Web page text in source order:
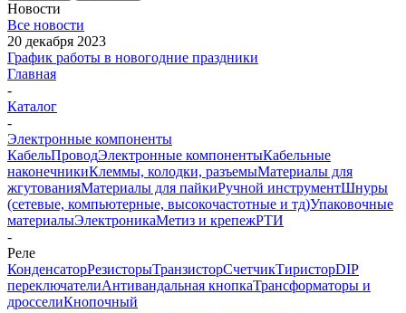
Новости
Все новости
20 декабря 2023
График работы в новогодние праздники
Главная
-
Каталог
-
Электронные компоненты
КабельПроводЭлектронные компонентыКабельные
наконечникиКлеммы, колодки, разъемыМатериалы для
жгутованияМатериалы для пайкиРучной инструментШнуры
(сетевые, компьютерные, высокочастотные и тд)Упаковочные
материалыЭлектроникаМетиз и крепежРТИ
-
Реле
КонденсаторРезисторыТранзисторСчетчикТиристорDIP
переключателиАнтивандальная кнопкаТрансформаторы и
дросселиКнопочный